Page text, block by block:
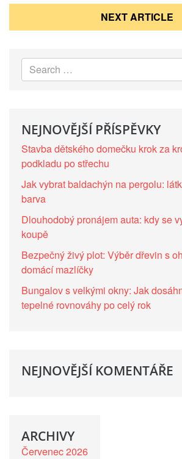
NEXT ARTICLE
NEJNOVĚJŠÍ PŘÍSPĚVKY
Stavba dětského domečku krok za
podkladu po střechu
Jak vybrat baldachýn na pergolu:
barva
Dlouhodobý pronájem auta: kdy se
koupě
Bezpečný živý plot: Výběr dřevin s
domácí mazlíčky
Bungalov s velkými okny: Jak
tepelné rovnováhy po celý rok
NEJNOVĚJŠÍ KOMENTÁŘE
ARCHIVY
Červenec 2026